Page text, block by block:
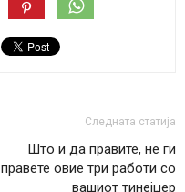
Следната статија
Што и да правите, не ги
правете овие три работи со
вашиот тинејџер